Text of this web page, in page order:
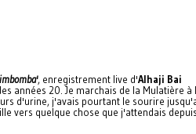
, enregistrement live d'Alhaji Bai
années 20. Je marchais de la Mulatière à
d'urine, j'avais pourtant le sourire
vers quelque chose que j'attendais depuis